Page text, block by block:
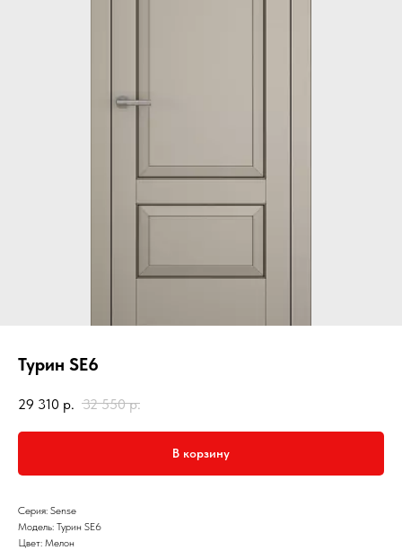
Турин SE6
29 310 р. 32 550 р.
В корзину
Серия: Sense
Модель: Турин SE6
Цвет: Мелон